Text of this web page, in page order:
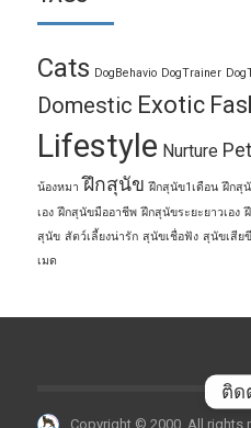
Cats DogBehavio DogTrainer
Domestic Exotic
Lifestyle Nurture Pet
น้องหมา ฝึกสุนัข ฝึกสุนัข1เดือน ฝึกสุ
เอง ฝึกสุนัขมืออาชีพ ฝึกสุนัขระยะยาวเอง
สุนัข สัตว์เลี้ยงน่ารัก สุนัขเชื่อฟัง สุนัขเสีย
เมด
Copyright © 2000. All rights
ติด